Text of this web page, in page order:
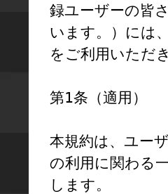
録ユーザーの皆
います。）には
をご利用いただ
第1条（適用）
本規約は、ユー
の利用に関わる
します。